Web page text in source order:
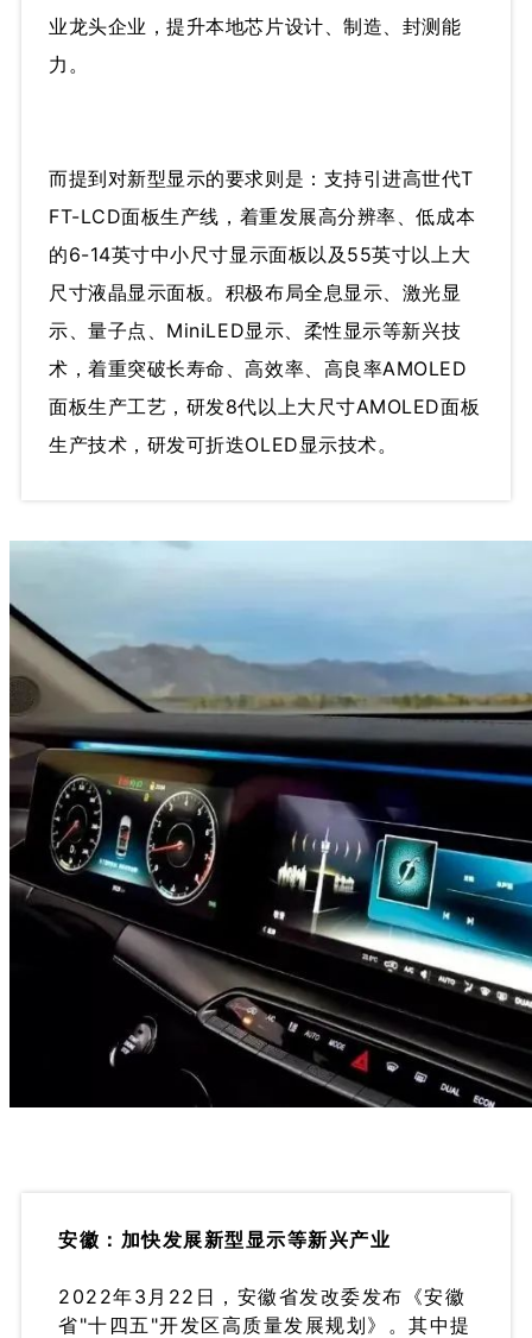
业龙头企业，提升本地芯片设计、制造、封测能
力。
而提到对新型显示的要求则是：支持引进高世代T
FT-LCD面板生产线，着重发展高分辨率、低成本
的6-14英寸中小尺寸显示面板以及55英寸以上大
尺寸液晶显示面板。积极布局全息显示、激光显
示、量子点、MiniLED显示、柔性显示等新兴技
术，着重突破长寿命、高效率、高良率AMOLED
面板生产工艺，研发8代以上大尺寸AMOLED面板
生产技术，研发可折迭OLED显示技术。
安徽：加快发展新型显示等新兴产业
2022年3月22日，安徽省发改委发布《安徽
省"十四五"开发区高质量发展规划》。其中提